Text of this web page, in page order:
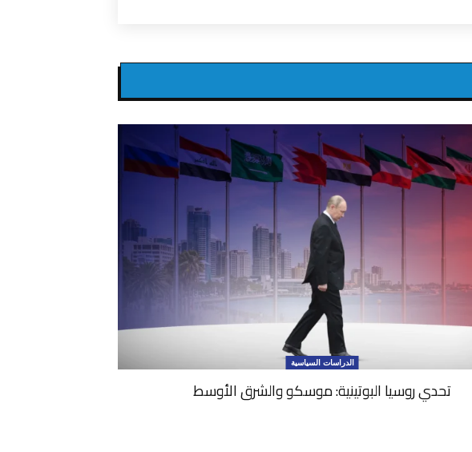
الدراسات السياسية
تحدي روسيا البوتينية: موسكو والشرق الأوسط